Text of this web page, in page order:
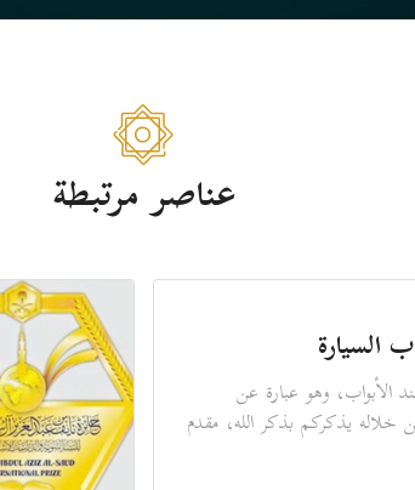
عناصر مرتبطة
السيارة
الأبواب، وهو عبارة عن
خلاله يذكركم بذكر الله، مقدم